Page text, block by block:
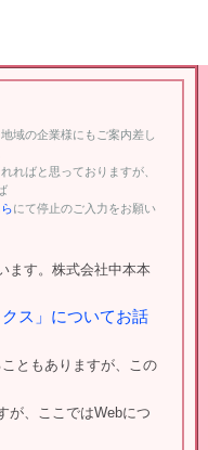
域の企業様にもご案内差し
ればと思っておりますが、
にて停止のご入力をお願い
ます。株式会社中本本
ス」についてお話
ともありますが、この
が、ここではWebにつ